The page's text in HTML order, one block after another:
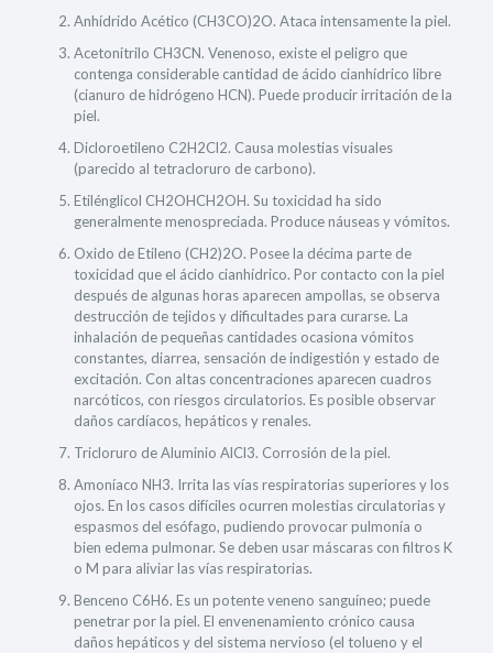
Anhídrido Acético (CH3CO)2O. Ataca intensamente la piel.
Acetonitrilo CH3CN. Venenoso, existe el peligro que
contenga considerable cantidad de ácido cianhídrico libre
(cianuro de hidrógeno HCN). Puede producir irritación de la
piel.
Dicloroetileno C2H2Cl2. Causa molestias visuales
(parecido al tetracloruro de carbono).
Etilénglicol CH2OHCH2OH. Su toxicidad ha sido
generalmente menospreciada. Produce náuseas y vómitos.
Oxido de Etileno (CH2)2O. Posee la décima parte de
toxicidad que el ácido cianhídrico. Por contacto con la piel
después de algunas horas aparecen ampollas, se observa
destrucción de tejidos y dificultades para curarse. La
inhalación de pequeñas cantidades ocasiona vómitos
constantes, diarrea, sensación de indigestión y estado de
excitación. Con altas concentraciones aparecen cuadros
narcóticos, con riesgos circulatorios. Es posible observar
daños cardíacos, hepáticos y renales.
Tricloruro de Aluminio AlCl3. Corrosión de la piel.
Amoníaco NH3. Irrita las vías respiratorias superiores y los
ojos. En los casos difíciles ocurren molestias circulatorias y
espasmos del esófago, pudiendo provocar pulmonía o
bien edema pulmonar. Se deben usar máscaras con filtros K
o M para aliviar las vías respiratorias.
Benceno C6H6. Es un potente veneno sanguíneo; puede
penetrar por la piel. El envenenamiento crónico causa
daños hepáticos y del sistema nervioso (el tolueno y el